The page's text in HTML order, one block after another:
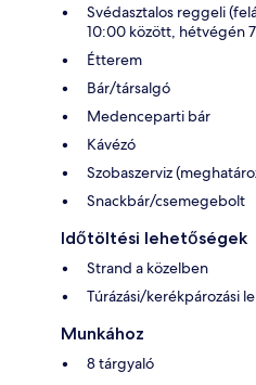
Svédasztalos reggeli
10:00 között, hétvégén
Étterem
Bár/társalgó
Medenceparti bár
Kávézó
Szobaszerviz
Snackbár/csemegebolt
Időtöltési lehetőségek
Strand a közelben
Túrázási/kerékpározási
Munkához
8 tárgyaló